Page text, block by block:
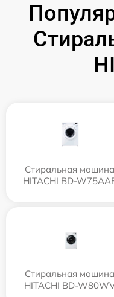
Стиральная машина
HITACHI BD-
Стиральная машина
HITACHI BD-